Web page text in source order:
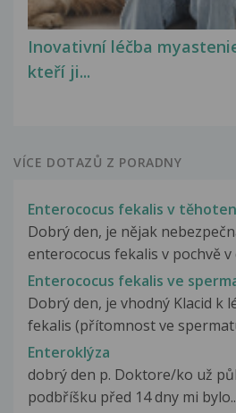
Inovativní léčba
kteří ji...
VÍCE DOTAZŮ Z PORADNY
Enterococus fekalis v
Dobrý den, je nějak
enterococus fekalis v pochvě v
Enterococus fekalis ve
Dobrý den, je vhodný Klacid k
fekalis (přítomnost ve
Enteroklýza
dobrý den p. Doktore/ko už
podbříšku před 14 dny mi